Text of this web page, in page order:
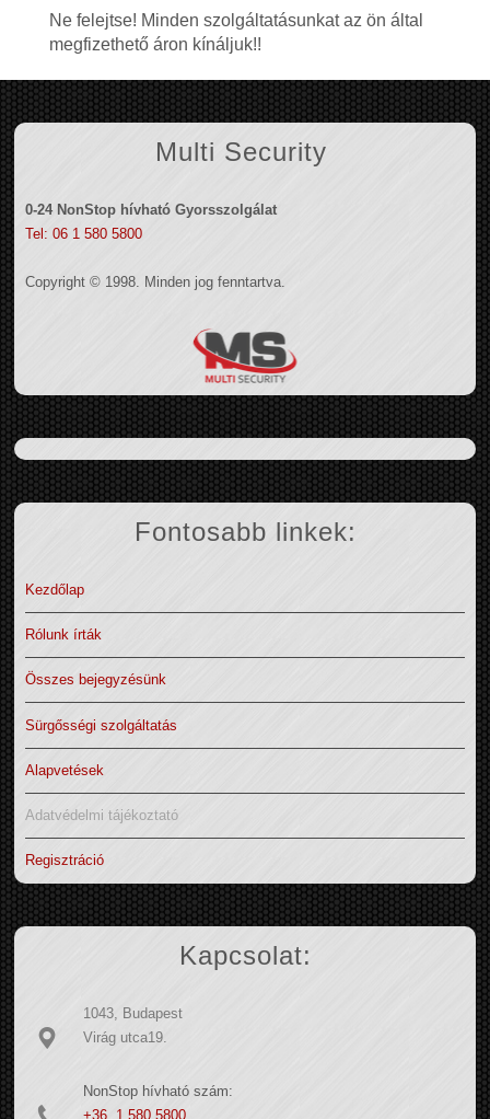
Ne felejtse! Minden szolgáltatásunkat az ön által
megfizethető áron kínáljuk!!
Multi Security
0-24 NonStop hívható Gyorsszolgálat
Tel: 06 1 580 5800
Copyright © 1998. Minden jog fenntartva.
Fontosabb linkek:
Kezdőlap
Rólunk írták
Összes bejegyzésünk
Sürgősségi szolgáltatás
Alapvetések
Adatvédelmi tájékoztató
Regisztráció
Kapcsolat:
1043, Budapest
Virág utca19.
NonStop hívható szám:
+36 1 580 5800